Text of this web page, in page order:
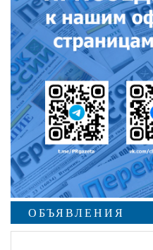
ОБЪЯВЛЕНИЯ